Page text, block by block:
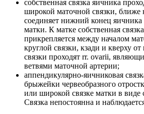
собственная связка яичника
широкой маточной связки, ближе
соединяет нижний конец
матки. К матке собственная
прикрепляется между началом
круглой связки, кзади и кверху
связки проходят rr. ovarii,
ветвями маточной артерии;
аппендикулярно-яичниковая
брыжейки червеобразного
или широкой связке матки в
Связка непостоянна и